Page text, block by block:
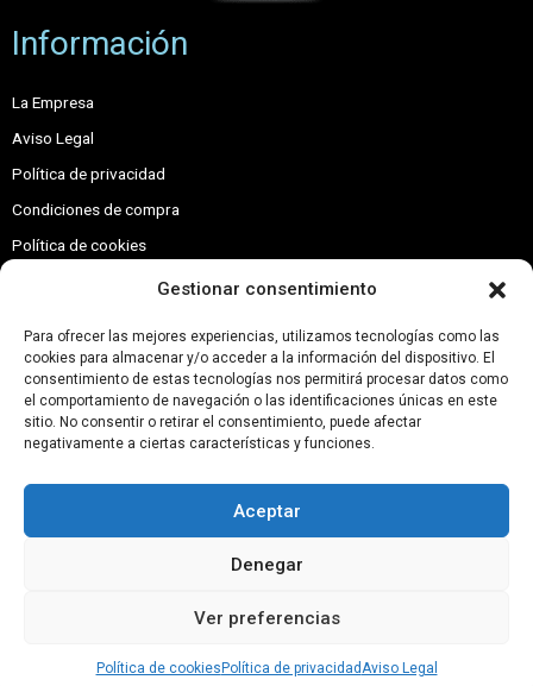
Gestionar consentimiento
Para ofrecer las mejores experiencias, utilizamos tecnologías como las
cookies para almacenar y/o acceder a la información del dispositivo. El
consentimiento de estas tecnologías nos permitirá procesar datos como
el comportamiento de navegación o las identificaciones únicas en este
sitio. No consentir o retirar el consentimiento, puede afectar
negativamente a ciertas características y funciones.
Aceptar
Denegar
Ver preferencias
Política de cookies Política de privacidadAviso Legal
Información
La Empresa
Aviso Legal
Política de privacidad
Condiciones de compra
Política de cookies
Contacto
Calle Afueras, s-n, 22231 Villanueva de Sigena, Huesca
974 578 182
Esta web está financiada por la Unión Europea - Next